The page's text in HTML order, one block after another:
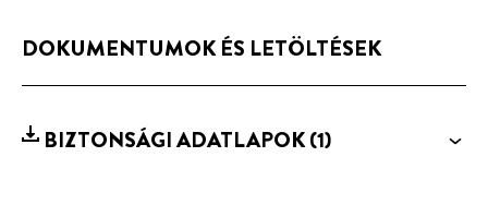
DOKUMENTUMOK ÉS LETÖLTÉSEK
BIZTONSÁGI ADATLAPOK(1)